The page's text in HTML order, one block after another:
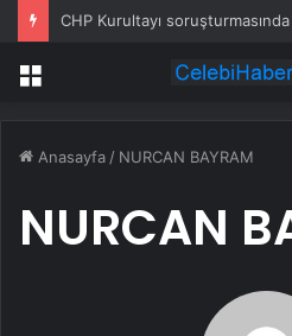
Menü
Anasayfa / NURCAN BAYRAM
NURCAN